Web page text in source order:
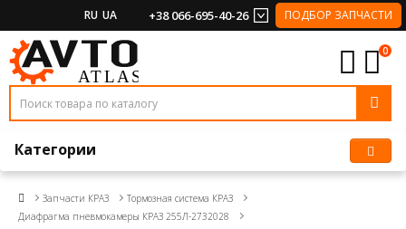
RU UA +38 066-695-40-26 ПОДБОР ЗАПЧАСТИ
0
Категории
Запчасти КРАЗ
Тормозная система КРАЗ
Диафрагма пневмокамеры КРАЗ 255Л-2732028